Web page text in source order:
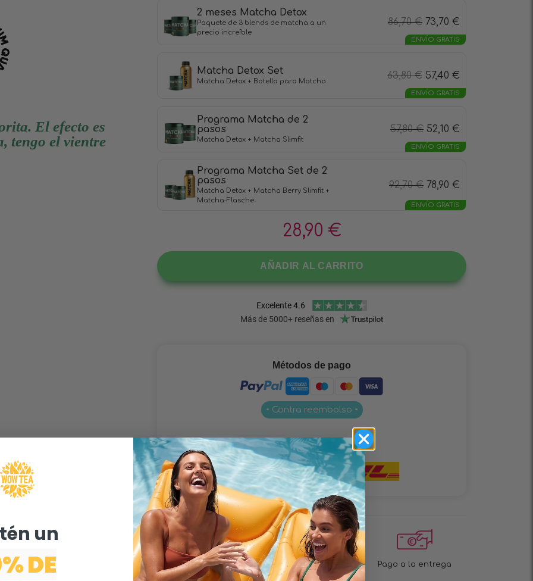
El efecto es
tengo el vientre
2 meses Matcha Detox
Paquete de 3 blends de matcha a un
precio increíble
86,70€ 73,70 €
ENVÍO GRATIS
Matcha Detox Set
Matcha Detox + Botella para Matcha
63,80€ 57,40 €
ENVÍO GRATIS
Programa Matcha de 2
pasos
Matcha Detox + Matcha Slimfit
57,80€ 52,10 €
ENVÍO GRATIS
Programa Matcha Set de 2
pasos
Matcha Detox + Matcha Berry Slimfit +
Matcha-Flasche
92,70€ 78,90 €
ENVÍO GRATIS
28,90 €
AÑADIR AL CARRITO
Métodos de pago
• Contra reembolso •
Entrega
Entrega gratis para
pedidos superiores a
¡Entrega rápida en 1 a
2 días!
Pago a la entrega
un
DE